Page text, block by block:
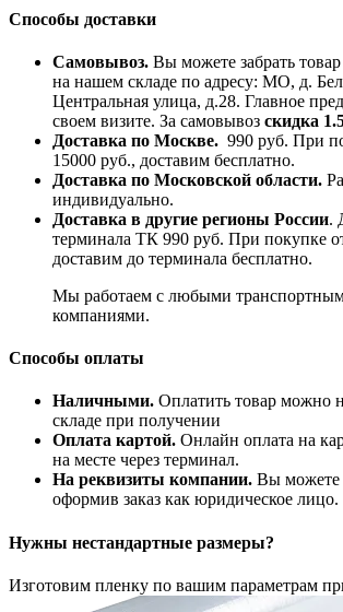
Способы доставки
Самовывоз. Вы можете забрать
на нашем складе по адресу: МО, д.
Центральная улица, д.28. Главное
своем визите. За самовывоз скидка
Доставка по Москве. 990 руб. При
15000 руб., доставим бесплатно.
Доставка по Московской области.
индивидуально.
Доставка в другие регионы России.
терминала ТК 990 руб. При покупке
доставим до терминала бесплатно.
Мы работаем с любыми
компаниями.
Способы оплаты
Наличными. Оплатить товар можно
складе при получении
Оплата картой. Онлайн оплата на
на месте через терминал.
На реквизиты компании. Вы можете
оформив заказ как юридическое лицо.
Нужны нестандартные размеры?
Изготовим пленку по вашим параметрам